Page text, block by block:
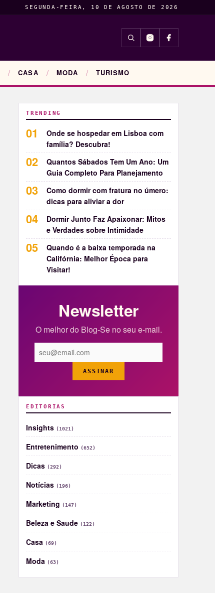
SEGUNDA-FEIRA, 10 DE AGOSTO DE 2026
CASA MODA TURISMO
INSIGHTS
TRENDING
Onde se hospedar em Lisboa com
família? Descubra!
Quantos Sábados Tem Um Ano: Um
Guia Completo Para Planejamento
Como dormir com fratura no úmero:
dicas para aliviar a dor
Dormir Junto Faz Apaixonar: Mitos
e Verdades sobre Intimidade
Quando é a baixa temporada na
Califórnia: Melhor Época para
Visitar!
Newsletter
O melhor do Blog-Se no seu e-mail.
ASSINAR
EDITORIAS
Insights (1021)
Entretenimento (652)
Dicas (292)
Notícias (196)
Marketing (147)
Beleza e Saude (122)
Casa (69)
Moda (63)